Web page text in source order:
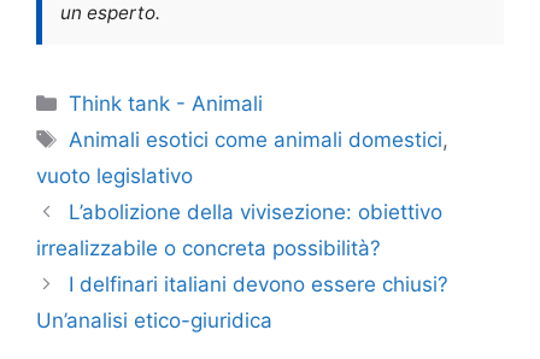
un esperto.
Categorie
Think tank - Animali
Tag
Animali esotici come animali domestici,
vuoto legislativo
L’abolizione della vivisezione: obiettivo
irrealizzabile o concreta possibilità?
I delfinari italiani devono essere chiusi?
Un’analisi etico-giuridica